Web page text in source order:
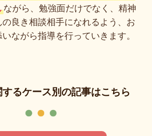
ながら、勉強面だけでなく、精神
良き相談相手になれるよう、お
ながら指導を行っていきます。
るケース別の記事はこちら